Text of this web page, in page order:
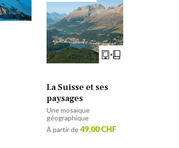
La Suisse et ses
paysages
Une mosaïque
géographique
À partir de49,00 CHF